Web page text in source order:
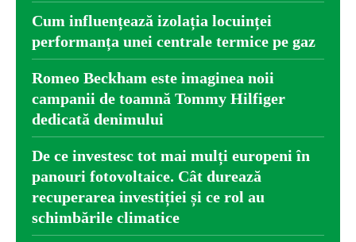
Cum influențează izolația locuinței
performanța unei centrale termice pe gaz
Romeo Beckham este imaginea noii
campanii de toamnă Tommy Hilfiger
dedicată denimului
De ce investesc tot mai mulți europeni în
panouri fotovoltaice. Cât durează
recuperarea investiției și ce rol au
schimbările climatice